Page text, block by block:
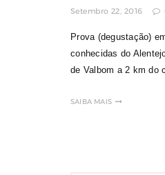
Setembro 22, 2016
Prova (degustação)
conhecidas do
de Valbom a 2 km do
SAIBA MAIS